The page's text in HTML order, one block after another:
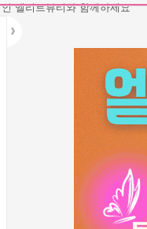
리트교육연구원
엘리트뷰티와 함께하세요